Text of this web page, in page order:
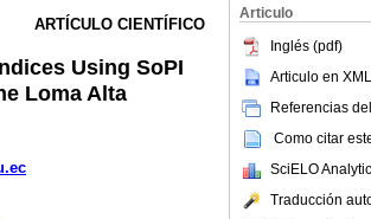
Articulo
Inglés (pdf)
Articulo en XML
Referencias
Como citar
SciELO
Traducción
ARTÍCULO CIENTÍFICO
Using SoPI
Loma Alta